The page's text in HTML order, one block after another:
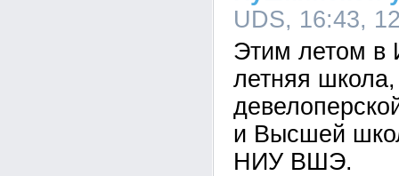
UDS, 16:43,
Этим летом в
летняя
и Высшей
НИУ ВШЭ.